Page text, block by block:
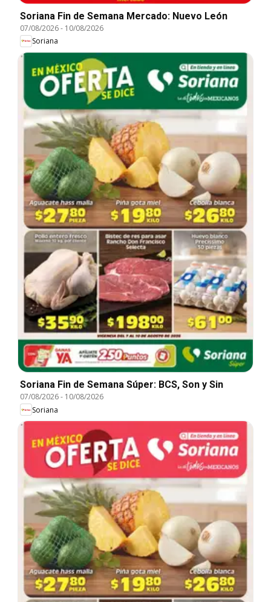
Soriana Fin de Semana Mercado: Nuevo León
07/08/2026- 10/08/2026
Soriana
Soriana Fin de Semana Súper: BCS, Son y Sin
07/08/2026- 10/08/2026
Soriana